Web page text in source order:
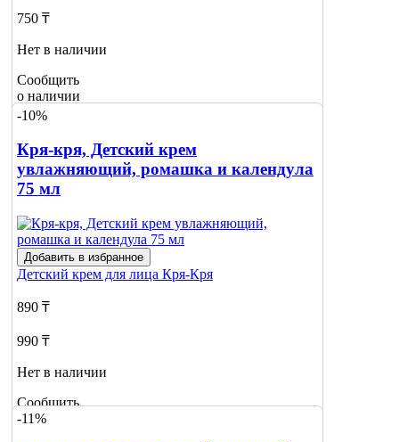
750 ₸
Нет в наличии
Сообщить
о наличии
-10%
Кря-кря, Детский крем
увлажняющий, ромашка и календула
75 мл
Добавить в избранное
Детский крем для лица Кря-Кря
890 ₸
990 ₸
Нет в наличии
Сообщить
о наличии
-11%